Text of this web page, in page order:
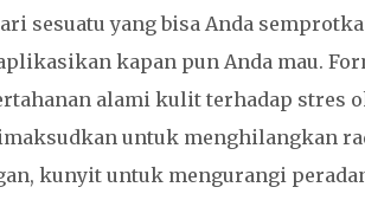
sesuatu yang bisa Anda
kapan pun Anda mau.
alami kulit terhadap stres
untuk menghilangkan
kunyit untuk mengurangi